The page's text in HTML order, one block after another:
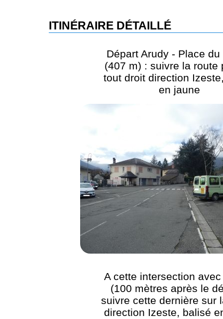
ITINÉRAIRE DÉTAILLÉ
Départ Arudy - Place
(407 m) : suivre la route
tout droit direction
en jaune
A cette intersection
(100 mètres après le
suivre cette dernière sur
direction Izeste, balisé